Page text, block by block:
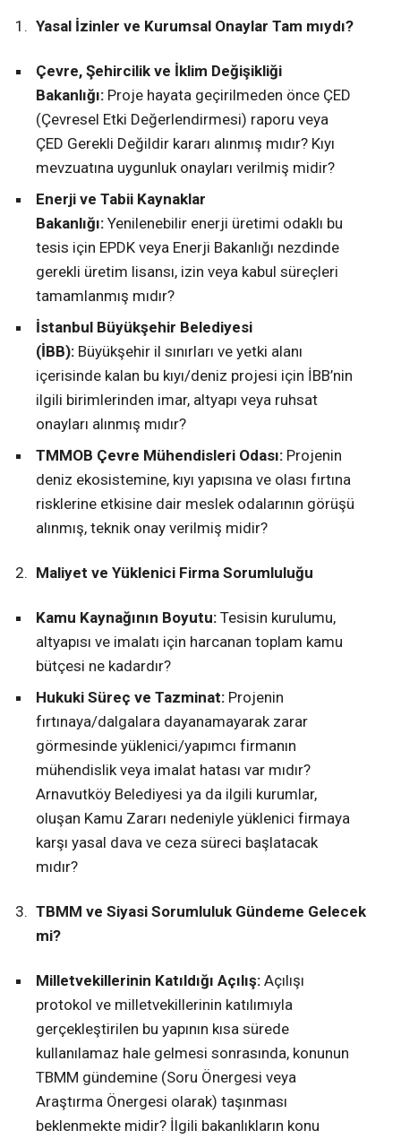
Yasal İzinler ve Kurumsal Onaylar Tam mıydı?
Çevre, Şehircilik ve İklim Değişikliği
Bakanlığı: Proje hayata geçirilmeden önce ÇED
(Çevresel Etki Değerlendirmesi) raporu veya
ÇED Gerekli Değildir kararı alınmış mıdır? Kıyı
mevzuatına uygunluk onayları verilmiş midir?
Enerji ve Tabii Kaynaklar
Bakanlığı: Yenilenebilir enerji üretimi odaklı bu
tesis için EPDK veya Enerji Bakanlığı nezdinde
gerekli üretim lisansı, izin veya kabul süreçleri
tamamlanmış mıdır?
İstanbul Büyükşehir Belediyesi
(İBB): Büyükşehir il sınırları ve yetki alanı
içerisinde kalan bu kıyı/deniz projesi için İBB’nin
ilgili birimlerinden imar, altyapı veya ruhsat
onayları alınmış mıdır?
TMMOB Çevre Mühendisleri Odası: Projenin
deniz ekosistemine, kıyı yapısına ve olası fırtına
risklerine etkisine dair meslek odalarının görüşü
alınmış, teknik onay verilmiş midir?
Maliyet ve Yüklenici Firma Sorumluluğu
Kamu Kaynağının Boyutu: Tesisin kurulumu,
altyapısı ve imalatı için harcanan toplam kamu
bütçesi ne kadardır?
Hukuki Süreç ve Tazminat: Projenin
fırtınaya/dalgalara dayanamayarak zarar
görmesinde yüklenici/yapımcı firmanın
mühendislik veya imalat hatası var mıdır?
Arnavutköy Belediyesi ya da ilgili kurumlar,
oluşan Kamu Zararı nedeniyle yüklenici firmaya
karşı yasal dava ve ceza süreci başlatacak
mıdır?
TBMM ve Siyasi Sorumluluk Gündeme Gelecek
mi?
Milletvekillerinin Katıldığı Açılış: Açılışı
protokol ve milletvekillerinin katılımıyla
gerçekleştirilen bu yapının kısa sürede
kullanılamaz hale gelmesi sonrasında, konunun
TBMM gündemine (Soru Önergesi veya
Araştırma Önergesi olarak) taşınması
beklenmekte midir? İlgili bakanlıkların konu